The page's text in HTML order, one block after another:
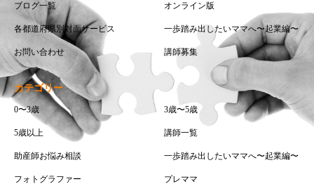
ブログ一覧 オンライン版
各都道府県別対面サービス 一歩踏み出したいママへ〜起業編〜
お問い合わせ 講師募集
カテゴリー
0〜3歳 3歳〜5歳
5歳以上 講師一覧
助産師お悩み相談 一歩踏み出したいママへ〜起業編〜
フォトグラファー プレママ